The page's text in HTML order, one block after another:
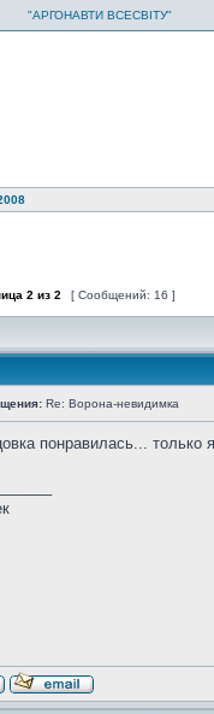
"АРГОНАВТИ ВСЕСВІТУ"
2 из 2 [ Сообщений: 16 ]
Re: Ворона-невидимка
понравилась... только